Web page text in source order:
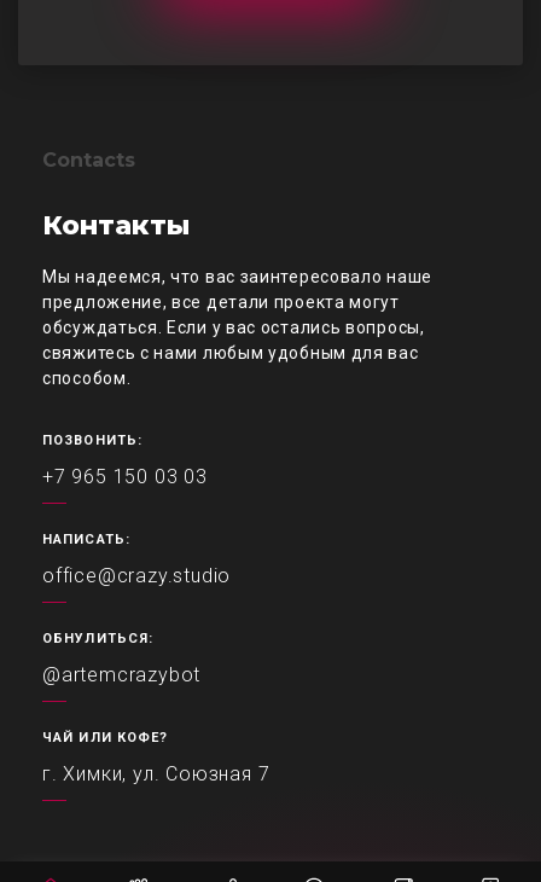
Contacts
Контакты
Мы надеемся, что вас заинтересовало наше
предложение, все детали проекта могут
обсуждаться. Если у вас остались вопросы,
свяжитесь с нами любым удобным для вас
способом.
ПОЗВОНИТЬ:
+7 965 150 03 03
НАПИСАТЬ:
office@crazy.studio
ОБНУЛИТЬСЯ:
@artemcrazybot
ЧАЙ ИЛИ КОФЕ?
г. Химки, ул. Союзная 7